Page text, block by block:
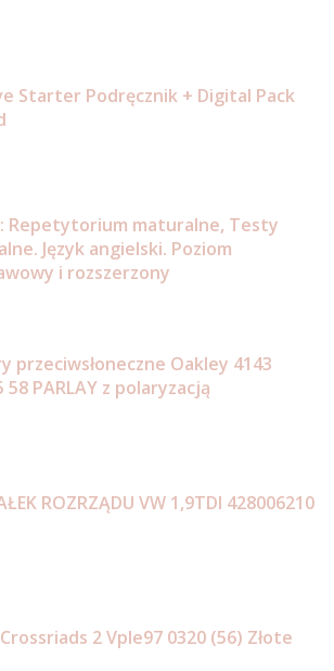
Starter Podręcznik + Digital Pack
Repetytorium maturalne, Testy
Język angielski. Poziom
i rozszerzony
przeciwsłoneczne Oakley 4143
58 PARLAY z polaryzacją
ROZRZĄDU VW 1,9TDI 428006210
2 Vple97 0320 (56) Złote